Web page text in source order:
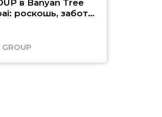
в Banyan Tree
роскошь, забота
GROUP